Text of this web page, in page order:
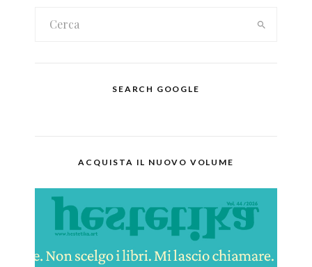
SEARCH GOOGLE
ACQUISTA IL NUOVO VOLUME